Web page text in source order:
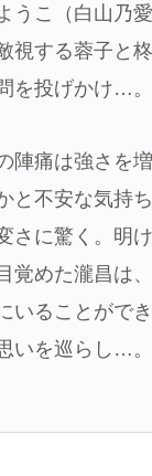
うこ（白山乃
視する蓉子と
を投げかけ…。
陣痛は強さを
と不安な気持
さに驚く。明
覚めた瀧昌は
いることがで
いを巡らし…。